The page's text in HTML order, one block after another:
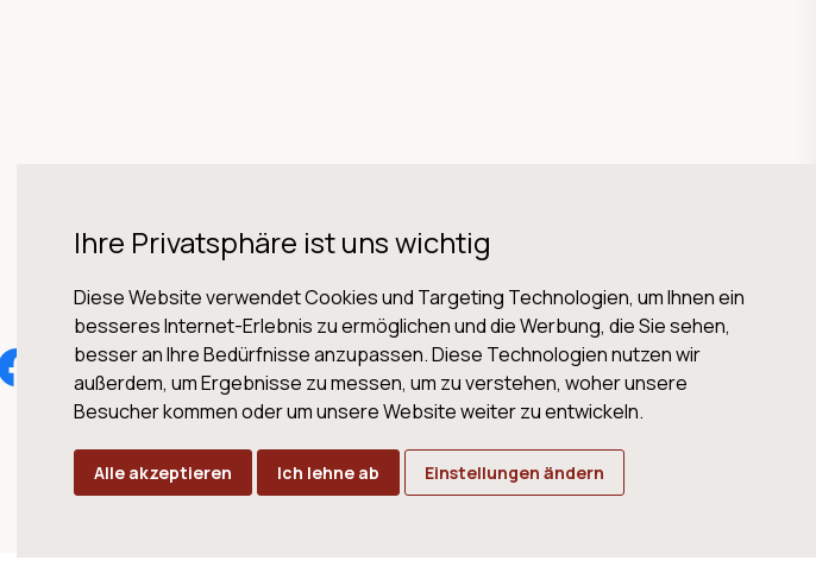
Ihre Privatsphäre ist uns wichtig
Diese Website verwendet Cookies und Targeting Technologien, um Ihnen ein
besseres Internet-Erlebnis zu ermöglichen und die Werbung, die Sie sehen,
besser an Ihre Bedürfnisse anzupassen. Diese Technologien nutzen wir
außerdem, um Ergebnisse zu messen, um zu verstehen, woher unsere
Besucher kommen oder um unsere Website weiter zu entwickeln.
Alle akzeptieren Ich lehne ab Einstellungen ändern
AGB Datenschutz Impressum Cookies